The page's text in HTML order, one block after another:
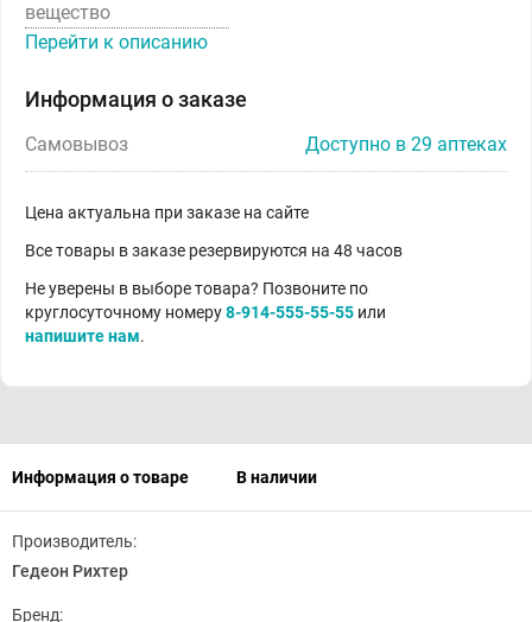
вещество
Перейти к описанию
Информация о заказе
Самовывоз Доступно в 29 аптеках
Цена актуальна при заказе на сайте
Все товары в заказе резервируются на 48 часов
Не уверены в выборе товара? Позвоните по
круглосуточному номеру8-914-555-55-55 или
напишите нам.
Информация о товаре В наличии
Производитель:
Гедеон Рихтер
Бренд: